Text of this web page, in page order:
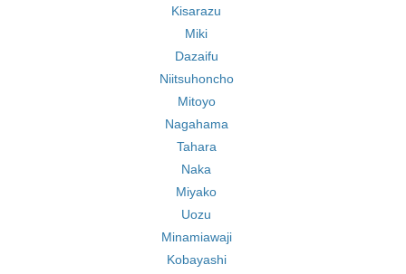
Kisarazu
Miki
Dazaifu
Niitsuhoncho
Mitoyo
Nagahama
Tahara
Naka
Miyako
Uozu
Minamiawaji
Kobayashi